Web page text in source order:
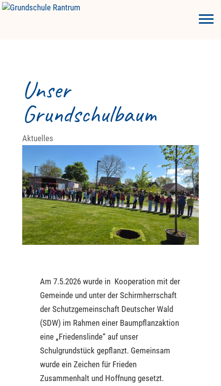
Unser
Grundschulbaum
Aktuelles
Am 7.5.2026 wurde in Kooperation mit der
Gemeinde und unter der Schirmherrschaft
der Schutzgemeinschaft Deutscher Wald
(SDW) im Rahmen einer Baumpflanzaktion
eine „Friedenslinde“ auf unser
Schulgrundstück gepflanzt. Gemeinsam
wurde ein Zeichen für Frieden
Zusammenhalt und Hoffnung gesetzt.